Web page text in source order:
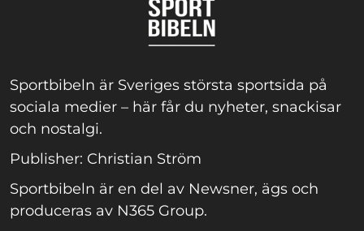
Sportbibeln är Sveriges största sportsida på
sociala medier – här får du nyheter, snackisar
och nostalgi.
Publisher: Christian Ström
Sportbibeln är en del av Newsner, ägs och
produceras av N365 Group.